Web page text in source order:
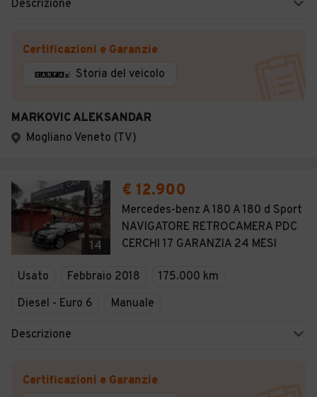
Descrizione
Certificazioni e Garanzie
Storia del veicolo
MARKOVIC ALEKSANDAR
Mogliano Veneto (TV)
14
€ 12.900
Mercedes-benz A 180 A 180 d Sport
NAVIGATORE RETROCAMERA PDC
CERCHI 17 GARANZIA 24 MESI
Usato Febbraio 2018
175.000 km
Diesel - Euro 6
Manuale
Descrizione
Certificazioni e Garanzie